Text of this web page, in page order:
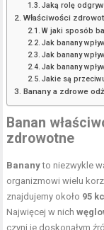
Jaką rolę
Właściwości
W jaki sposób
Jak banany
Jak banany
Jak banany
Jakie są
Banany a zdrowe
Banan
zdrowotne
Bananyto niezwykle
organizmowi wielu
znajdujemy około 95
Najwięcej w nich
czyni je doskonałym